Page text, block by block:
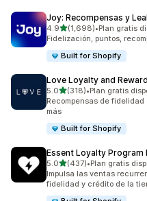
Joy: Recompensas y
4.9de 5 estrellas
(1,698)
1698 reseñas en total
•Plan gratis
Fidelización, puntos,
Built for Shopify
Love Loyalty and
5.0de 5 estrellas
(318)
318 reseñas en total
•Plan gratis
Recompensas de fidelidad
más
Built for Shopify
Essent Loyalty Program
5.0de 5 estrellas
(437)
437 reseñas en total
•Plan gratis
Impulsa las ventas
fidelidad y crédito de la